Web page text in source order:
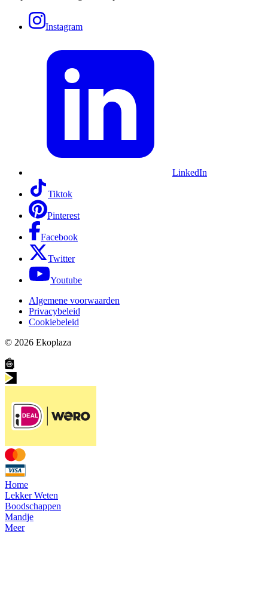
Instagram
LinkedIn
Tiktok
Pinterest
Facebook
Twitter
Youtube
Algemene voorwaarden
Privacybeleid
Cookiebeleid
© 2026 Ekoplaza
Home
Lekker Weten
Boodschappen
Mandje
Meer